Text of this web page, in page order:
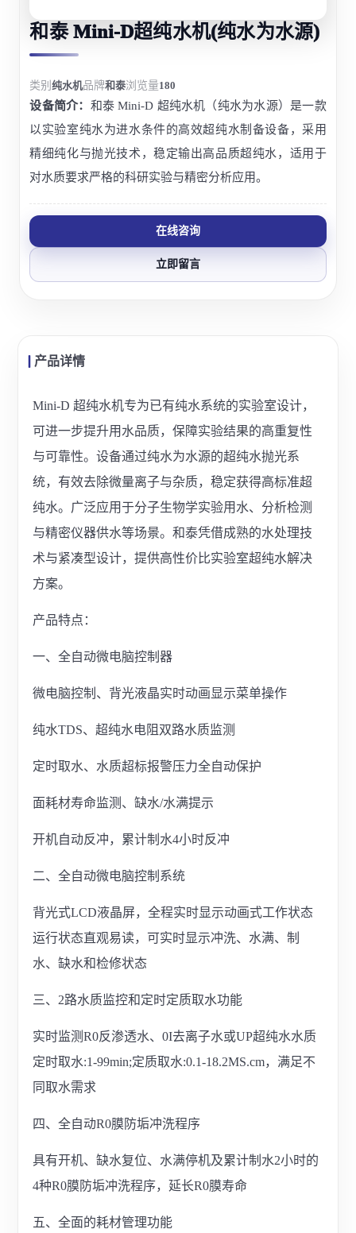
和泰 Mini-D超纯水机(纯水为水源)
类别纯水机品牌和泰浏览量180
设备简介： 和泰 Mini-D 超纯水机（纯水为水源）是一款
以实验室纯水为进水条件的高效超纯水制备设备，采用
精细纯化与抛光技术，稳定输出高品质超纯水，适用于
对水质要求严格的科研实验与精密分析应用。
在线咨询
立即留言
产品详情
Mini-D 超纯水机专为已有纯水系统的实验室设计，
可进一步提升用水品质，保障实验结果的高重复性
与可靠性。设备通过纯水为水源的超纯水抛光系
统，有效去除微量离子与杂质，稳定获得高标准超
纯水。广泛应用于分子生物学实验用水、分析检测
与精密仪器供水等场景。和泰凭借成熟的水处理技
术与紧凑型设计，提供高性价比实验室超纯水解决
方案。
产品特点：
一、全自动微电脑控制器
微电脑控制、背光液晶实时动画显示菜单操作
纯水TDS、超纯水电阻双路水质监测
定时取水、水质超标报警压力全自动保护
面耗材寿命监测、缺水/水满提示
开机自动反冲，累计制水4小时反冲
二、全自动微电脑控制系统
背光式LCD液晶屏，全程实时显示动画式工作状态
运行状态直观易读，可实时显示冲洗、水满、制
水、缺水和检修状态
三、2路水质监控和定时定质取水功能
实时监测R0反渗透水、0I去离子水或UP超纯水水质
定时取水:1-99min;定质取水:0.1-18.2MS.cm，满足不
同取水需求
四、全自动R0膜防垢冲洗程序
具有开机、缺水复位、水满停机及累计制水2小时的
4种R0膜防垢冲洗程序，延长R0膜寿命
五、全面的耗材管理功能